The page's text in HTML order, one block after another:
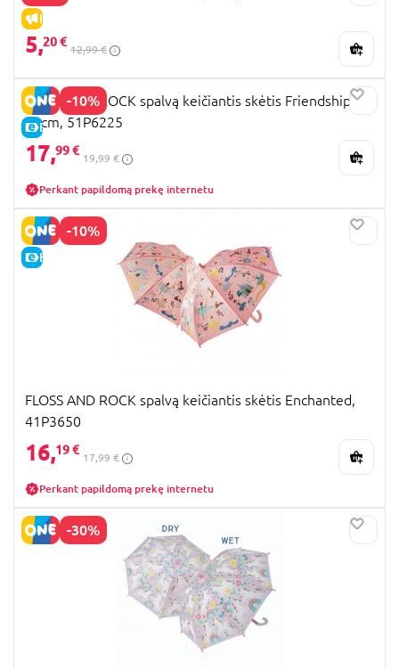
IŠPARDAVIMAS
5,20 €
12,99 €
-10%
E-KAINA
FLOSS AND ROCK spalvą keičiantis skėtis Friendship,
80cm, 51P6225
17,99 €
19,99 €
Perkant papildomą prekę internetu
-10%
E-KAINA
FLOSS AND ROCK spalvą keičiantis skėtis Enchanted,
41P3650
16,19 €
17,99 €
Perkant papildomą prekę internetu
-30%